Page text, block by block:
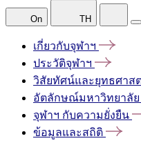
On TH
เกี่ยวกับจุฬาฯ
ประวัติจุฬาฯ
วิสัยทัศน์และยุทธศาส
อัตลักษณ์มหาวิทยาลัย
จุฬาฯ กับความยั่งยืน
ข้อมูลและสถิติ